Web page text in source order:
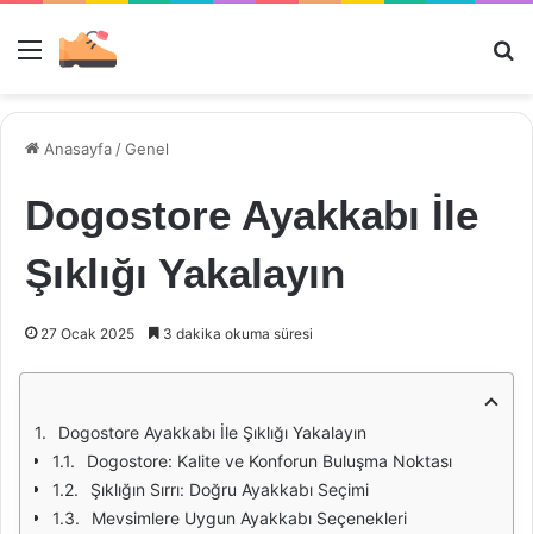
Menü
Anasayfa /Genel
Dogostore Ayakkabı İle
Şıklığı Yakalayın
27 Ocak 2025 3 dakika okuma süresi
Dogostore Ayakkabı İle Şıklığı Yakalayın
Dogostore: Kalite ve Konforun Buluşma Noktası
Şıklığın Sırrı: Doğru Ayakkabı Seçimi
Mevsimlere Uygun Ayakkabı Seçenekleri